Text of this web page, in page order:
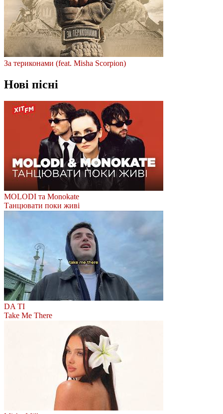
За териконами (feat. Misha Scorpion)
Нові пісні
MOLODI та Monokate
Танцювати поки живі
DA TI
Take Me There